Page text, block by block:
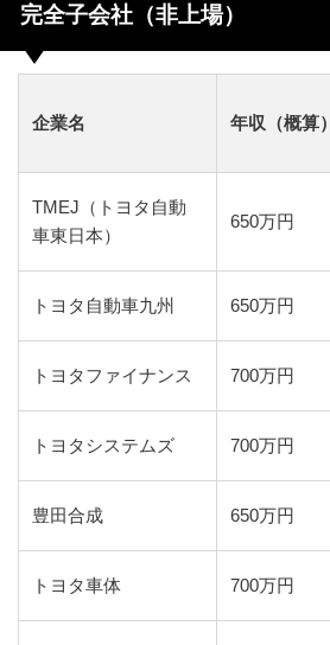
完全子会社（非上場）
企業名 年収（概算）
TMEJ（トヨタ自動
車東日本）
650万円
トヨタ自動車九州 650万円
トヨタファイナンス 700万円
トヨタシステムズ 700万円
豊田合成 650万円
トヨタ車体 700万円